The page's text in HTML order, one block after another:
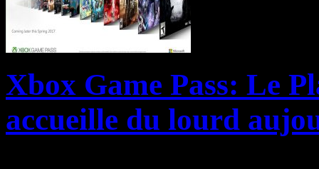
Xbox Game Pass: Le
accueille du lourd